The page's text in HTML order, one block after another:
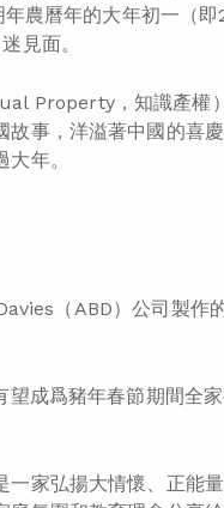
農曆年的大年初一（即
見面。
Property，知識產權
事，洋溢著中國的喜慶
年。
（ABD）公司製作
成爲豬年春節期間全
一家弘揚大情懷、正能